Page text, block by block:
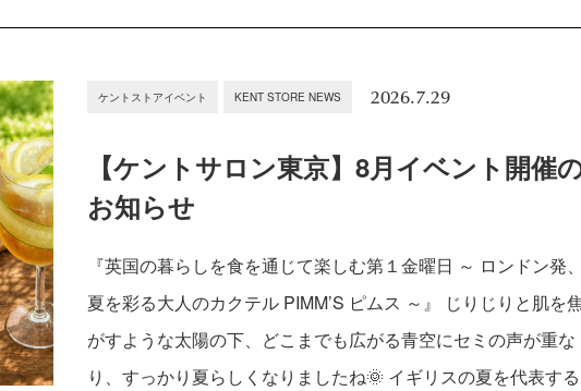
ケントストアイベント KENT STORE NEWS 2026.7.29
【ケントサロン東京】8月イベント開催
お知らせ
『英国の暮らしを食を通じて楽しむ第１金曜日 ～ ロンドン発、
夏を彩る大人のカクテル PIMM’S ピムス ～』 じりじりと肌を
がすような太陽の下、どこまでも広がる青空にセミの声が重な
り、すっかり夏らしくなりましたね🌞 イギリスの夏を代表す